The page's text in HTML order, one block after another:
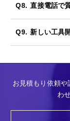
直接電話で
新しい工具
お見積もり依頼
わ